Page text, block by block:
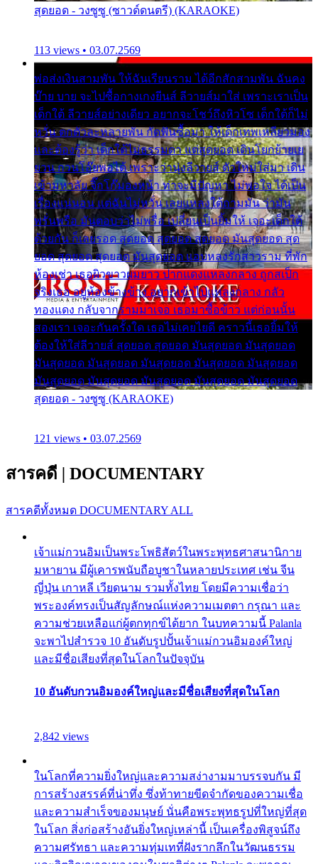
สุดยอด - วงซูซู (ซาวด์ดนตรี) (KARAOKE)
113 views • 03.07.2569
พ่อส่งเงินสามพัน ให้ฉันเรียนราม ได้อีกสักสามพัน ฉันคง
บ๊าย บาย จะไปซื้อกางเกงยีนส์ ลีวายส์มาใส่ เพราะเราเป็น
เด็กใต้ ลีวายส์อย่างเดียว อยากจะโชว์ถึงหิวโซ เด็กใต้ก็ไม่
หวั่น ตกตัวละหลายพัน กัดฟันซื้อมา ให้เด็กเทพเหลียวมอง
และต้องรู้ว่า เด็กใต้ไม่ธรรมดา แต่สุดยอด เดินโยกย้ายเย
ยวน กวนโอ๊ยพอได้ เพราะว่านุ่งลีวายส์ ตัวใหม่ใส่มา เดิน
เข้ามหาลัย จิ๊กโก๊มองหน้า ท่าจะมีปัญหา ไม่พอใจ ได้เป็น
เรื่องแน่นอน แต่ฉันไม่หวั่น เลยแหลงใต้ถามมัน ว่ามัน
พรั่นพรือ มันตอบว่าไม่พรื่อ เปลี่ยนเป็นยิ้มให้ เจอะเด็กใต้
ด้วยกัน ก็เลยรอด สุดยอด สุดยอด สุดยอด มันสุดยอด สุด
ยอด สุดยอด สุดยอด มันสุดยอด แอบหลงรักสาวราม ที่พัก
ห้องเช่า เธอผิวขาวผมยาว ปากแดงแหลงกลาง ถูกสเป็ก
จริงเธอ อยู่ห้องข้างข้าง อยากเข้าไปแหลงกลาง กลัว
ทองแดง กลับจากรามมาเจอ เธอมาซื้อข้าว แต่ก่อนนั้น
สองเรา เจอะกันครั้งใด เธอไม่เคยไยดี คราวนี้เธอยิ้มให้
ต้องให้ใส่ลีวายส์ สุดยอด สุดยอด มันสุดยอด มันสุดยอด
มันสุดยอด มันสุดยอด มันสุดยอด มันสุดยอด มันสุดยอด
มันสุดยอด มันสุดยอด มันสุดยอด มันสุดยอด มันสุดยอด
สุดยอด - วงซูซู (KARAOKE)
121 views • 03.07.2569
สารคดี | DOCUMENTARY
สารคดีทั้งหมด DOCUMENTARY ALL
เจ้าแม่กวนอิมเป็นพระโพธิสัตว์ในพระพุทธศาสนานิกาย
มหายาน มีผู้เคารพนับถือบูชาในหลายประเทศ เช่น จีน
ญี่ปุ่น เกาหลี เวียดนาม รวมทั้งไทย โดยมีความเชื่อว่า
พระองค์ทรงเป็นสัญลักษณ์แห่งความเมตตา กรุณา และ
ความช่วยเหลือแก่ผู้ตกทุกข์ได้ยาก ในบทความนี้ Palanla
จะพาไปสำรวจ 10 อันดับรูปปั้นเจ้าแม่กวนอิมองค์ใหญ่
และมีชื่อเสียงที่สุดในโลกในปัจจุบัน
10 อันดับกวนอิมองค์ใหญ่และมีชื่อเสียงที่สุดในโลก
2,842 views
ในโลกที่ความยิ่งใหญ่และความสง่างามมาบรรจบกัน มี
การสร้างสรรค์ที่น่าทึ่ง ซึ่งท้าทายขีดจำกัดของความเชื่อ
และความสำเร็จของมนุษย์ นั่นคือพระพุทธรูปที่ใหญ่ที่สุด
ในโลก สิ่งก่อสร้างอันยิ่งใหญ่เหล่านี้ เป็นเครื่องพิสูจน์ถึง
ความศรัทธา และความทุ่มเทที่ฝังรากลึกในวัฒนธรรม